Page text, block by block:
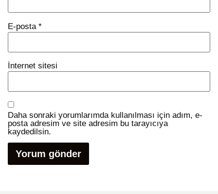
E-posta *
İnternet sitesi
Daha sonraki yorumlarımda kullanılması için adım, e-
posta adresim ve site adresim bu tarayıcıya
kaydedilsin.